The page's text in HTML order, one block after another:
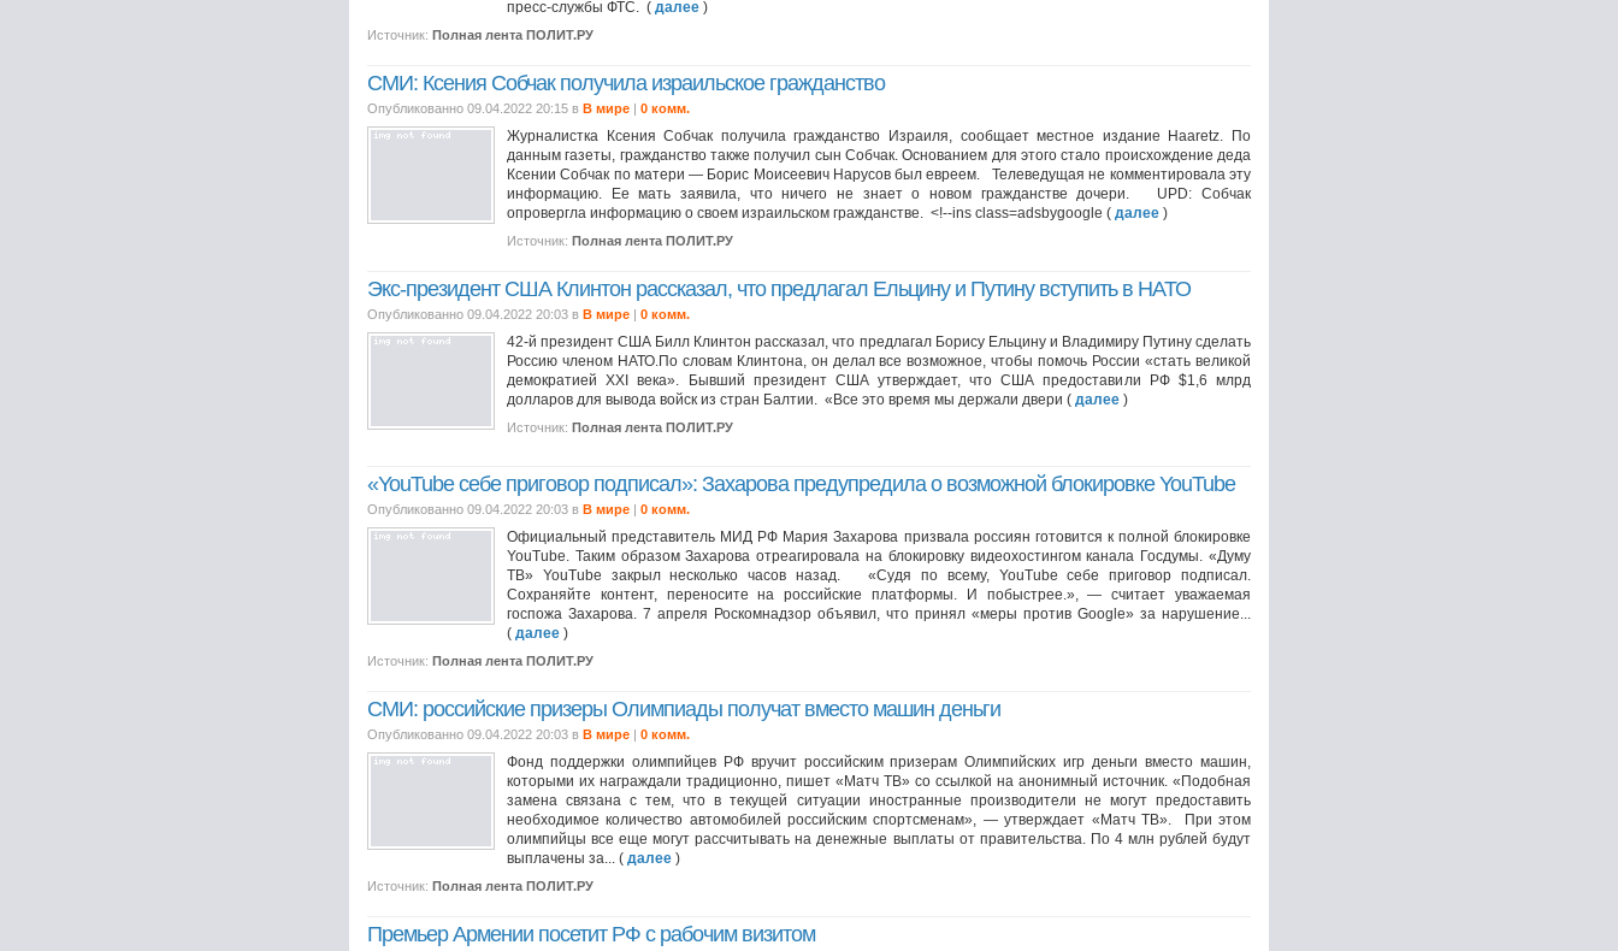
пресс-службы ФТС. ( далее )
Источник: Полная лента ПОЛИТ.РУ
СМИ: Ксения Собчак получила израильское гражданство
Опубликованно 09.04.2022 20:15 в В мире | 0 комм.
Журналистка Ксения Собчак получила гражданство Израиля, сообщает местное издание Haaretz. По
данным газеты, гражданство также получил сын Собчак. Основанием для этого стало происхождение деда
Ксении Собчак по матери — Борис Моисеевич Нарусов был евреем. Телеведущая не комментировала эту
информацию. Ее мать заявила, что ничего не знает о новом гражданстве дочери. UPD: Собчак
опровергла информацию о своем израильском гражданстве. <!--ins class=adsbygoogle ( далее )
Источник: Полная лента ПОЛИТ.РУ
Экс-президент США Клинтон рассказал, что предлагал Ельцину и Путину вступить в НАТО
Опубликованно 09.04.2022 20:03 в В мире | 0 комм.
42-й президент США Билл Клинтон рассказал, что предлагал Борису Ельцину и Владимиру Путину сделать
Россию членом НАТО.По словам Клинтона, он делал все возможное, чтобы помочь России «стать великой
демократией XXI века». Бывший президент США утверждает, что США предоставили РФ $1,6 млрд
долларов для вывода войск из стран Балтии. «Все это время мы держали двери ( далее )
Источник: Полная лента ПОЛИТ.РУ
«YouTube себе приговор подписал»: Захарова предупредила о возможной блокировке YouTube
Опубликованно 09.04.2022 20:03 в В мире | 0 комм.
Официальный представитель МИД РФ Мария Захарова призвала россиян готовится к полной блокировке
YouTube. Таким образом Захарова отреагировала на блокировку видеохостингом канала Госдумы. «Думу
ТВ» YouTube закрыл несколько часов назад. «Судя по всему, YouTube себе приговор подписал.
Сохраняйте контент, переносите на российские платформы. И побыстрее.», — считает уважаемая
госпожа Захарова. 7 апреля Роскомнадзор объявил, что принял «меры против Google» за нарушение...
( далее )
Источник: Полная лента ПОЛИТ.РУ
СМИ: российские призеры Олимпиады получат вместо машин деньги
Опубликованно 09.04.2022 20:03 в В мире | 0 комм.
Фонд поддержки олимпийцев РФ вручит российским призерам Олимпийских игр деньги вместо машин,
которыми их награждали традиционно, пишет «Матч ТВ» со ссылкой на анонимный источник. «Подобная
замена связана с тем, что в текущей ситуации иностранные производители не могут предоставить
необходимое количество автомобилей российским спортсменам», — утверждает «Матч ТВ». При этом
олимпийцы все еще могут рассчитывать на денежные выплаты от правительства. По 4 млн рублей будут
выплачены за... ( далее )
Источник: Полная лента ПОЛИТ.РУ
Премьер Армении посетит РФ с рабочим визитом